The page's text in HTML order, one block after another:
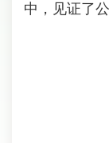
中，见证了